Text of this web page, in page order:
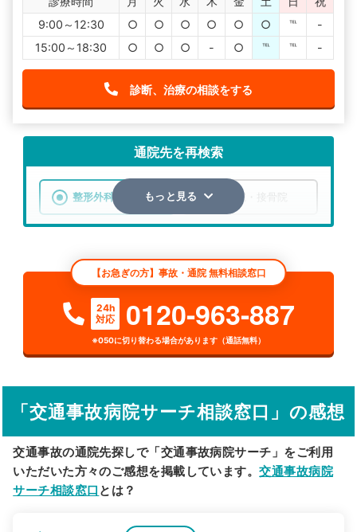
9:00～12:30
○ ○ ○ ○ ○ ○ ℡
-
15:00～18:30
○ ○ ○ - ○ ℡ ℡ -
診断、治療の相談をする
通院先を再検索
整形外科 整骨院・接骨院
検索する
詳細条件で絞り込む
その他の検索方法
駅から探す 院名から探す
もっと見る
【お急ぎの方】事故・通院 無料相談窓口
24h
対応
0120-963-887
※050に切り替わる場合があります（通話無料）
「交通事故病院サーチ相談窓口」の感想
交通事故の通院先探しで「交通事故病院サーチ」をご利用
いただいた方々のご感想を掲載しています。交通事故病院
サーチ相談窓口 とは？